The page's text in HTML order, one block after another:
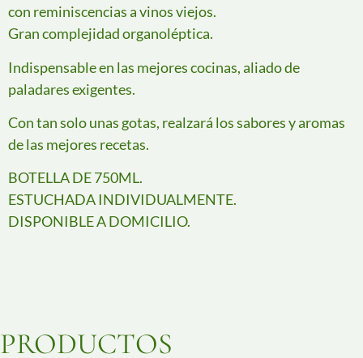
con reminiscencias a vinos viejos.
Gran complejidad organoléptica.
Indispensable en las mejores cocinas, aliado de
paladares exigentes.
Con tan solo unas gotas, realzará los sabores y aromas
de las mejores recetas.
BOTELLA DE 750ML.
ESTUCHADA INDIVIDUALMENTE.
DISPONIBLE A DOMICILIO.
PRODUCTOS